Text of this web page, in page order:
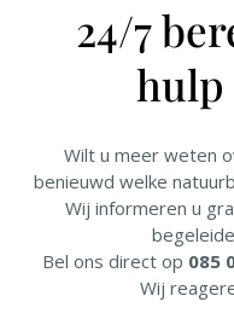
24/7
hulp
Wilt u meer weten
benieuwd welke
Wij informeren u
Bel ons direct op 085
Wij